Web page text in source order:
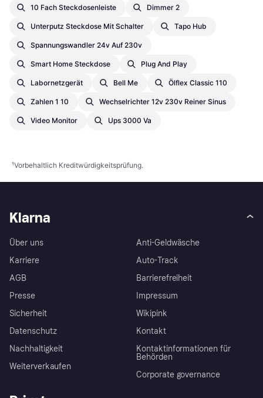
10 Fach Steckdosenleiste Dimmer 2
Unterputz Steckdose Mit Schalter Tapo Hub
Spannungswandler 24v Auf 230v
Smart Home Steckdose Plug And Play
Labornetzgerät Bell Me Ölflex Classic 110
Zahlen 1 10 Wechselrichter 12v 230v Reiner Sinus
Video Monitor Ups 3000 Va
¹Vorbehaltlich Kreditwürdigkeitsprüfung.
Klarna
Über uns
Karriere
AGB
Presse
Sicherheit
Datenschutz
Nachhaltigkeit
Weiterverkaufen
Anti-Geldwäsche
Auto-Track
Barrierefreiheit
Impressum
Wikipink
Kontakt
Kontaktinformationen für
Behörden
Corporate governance